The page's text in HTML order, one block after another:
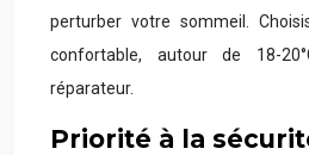
perturber votre sommeil.
confortable, autour de 18-
réparateur.
Priorité à la